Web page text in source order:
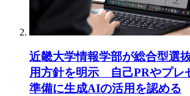
近畿大学情報学部が総合型選
用方針を明示 自己PRやプレ
準備に生成AIの活用を認める